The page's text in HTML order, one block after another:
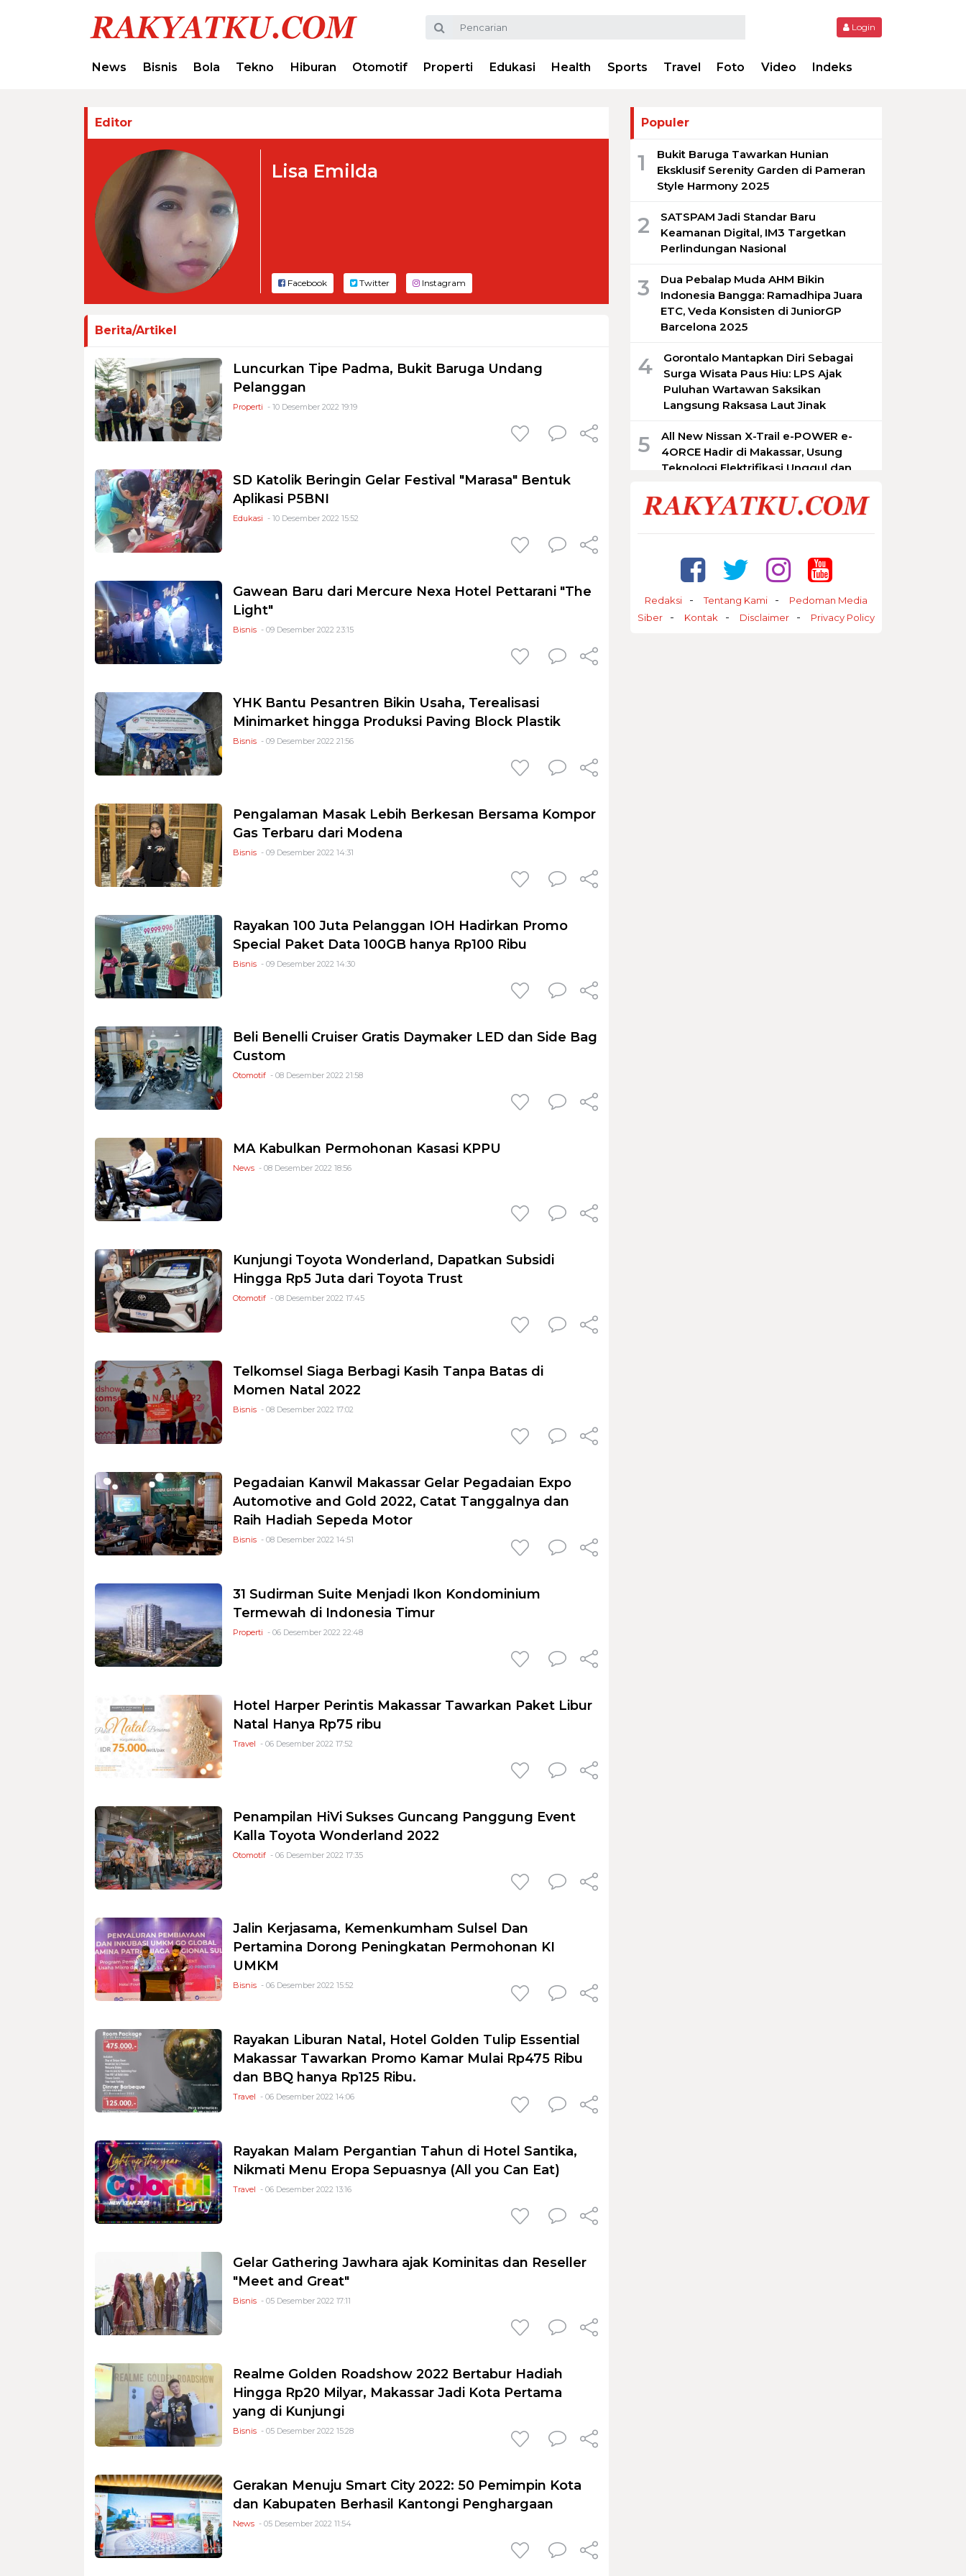
Login
News Bisnis Bola Tekno Hiburan Otomotif Properti Edukasi Health Sports Travel Foto Video Indeks
Editor
Lisa Emilda
Facebook Twitter Instagram
Berita/Artikel
Luncurkan Tipe Padma, Bukit Baruga Undang
Pelanggan
Properti - 10 Desember 2022 19:19
SD Katolik Beringin Gelar Festival "Marasa" Bentuk
Aplikasi P5BNI
Edukasi - 10 Desember 2022 15:52
Gawean Baru dari Mercure Nexa Hotel Pettarani "The
Light"
Bisnis - 09 Desember 2022 23:15
YHK Bantu Pesantren Bikin Usaha, Terealisasi
Minimarket hingga Produksi Paving Block Plastik
Bisnis - 09 Desember 2022 21:56
Pengalaman Masak Lebih Berkesan Bersama Kompor
Gas Terbaru dari Modena
Bisnis - 09 Desember 2022 14:31
Rayakan 100 Juta Pelanggan IOH Hadirkan Promo
Special Paket Data 100GB hanya Rp100 Ribu
Bisnis - 09 Desember 2022 14:30
Beli Benelli Cruiser Gratis Daymaker LED dan Side Bag
Custom
Otomotif - 08 Desember 2022 21:58
MA Kabulkan Permohonan Kasasi KPPU
News - 08 Desember 2022 18:56
Kunjungi Toyota Wonderland, Dapatkan Subsidi
Hingga Rp5 Juta dari Toyota Trust
Otomotif - 08 Desember 2022 17:45
Telkomsel Siaga Berbagi Kasih Tanpa Batas di
Momen Natal 2022
Bisnis - 08 Desember 2022 17:02
Pegadaian Kanwil Makassar Gelar Pegadaian Expo
Automotive and Gold 2022, Catat Tanggalnya dan
Raih Hadiah Sepeda Motor
Bisnis - 08 Desember 2022 14:51
31 Sudirman Suite Menjadi Ikon Kondominium
Termewah di Indonesia Timur
Properti - 06 Desember 2022 22:48
Hotel Harper Perintis Makassar Tawarkan Paket Libur
Natal Hanya Rp75 ribu
Travel - 06 Desember 2022 17:52
Penampilan HiVi Sukses Guncang Panggung Event
Kalla Toyota Wonderland 2022
Otomotif - 06 Desember 2022 17:35
Jalin Kerjasama, Kemenkumham Sulsel Dan
Pertamina Dorong Peningkatan Permohonan KI
UMKM
Bisnis - 06 Desember 2022 15:52
Rayakan Liburan Natal, Hotel Golden Tulip Essential
Makassar Tawarkan Promo Kamar Mulai Rp475 Ribu
dan BBQ hanya Rp125 Ribu.
Travel - 06 Desember 2022 14:06
Rayakan Malam Pergantian Tahun di Hotel Santika,
Nikmati Menu Eropa Sepuasnya (All you Can Eat)
Travel - 06 Desember 2022 13:16
Gelar Gathering Jawhara ajak Kominitas dan Reseller
"Meet and Great"
Bisnis - 05 Desember 2022 17:11
Realme Golden Roadshow 2022 Bertabur Hadiah
Hingga Rp20 Milyar, Makassar Jadi Kota Pertama
yang di Kunjungi
Bisnis - 05 Desember 2022 15:28
Gerakan Menuju Smart City 2022: 50 Pemimpin Kota
dan Kabupaten Berhasil Kantongi Penghargaan
News - 05 Desember 2022 11:54
Populer
1
Bukit Baruga Tawarkan Hunian
Eksklusif Serenity Garden di Pameran
Style Harmony 2025
2
SATSPAM Jadi Standar Baru
Keamanan Digital, IM3 Targetkan
Perlindungan Nasional
3
Dua Pebalap Muda AHM Bikin
Indonesia Bangga: Ramadhipa Juara
ETC, Veda Konsisten di JuniorGP
Barcelona 2025
4
Gorontalo Mantapkan Diri Sebagai
Surga Wisata Paus Hiu: LPS Ajak
Puluhan Wartawan Saksikan
Langsung Raksasa Laut Jinak
5
All New Nissan X-Trail e-POWER e-
4ORCE Hadir di Makassar, Usung
Teknologi Elektrifikasi Unggul dan
6
Tampil Retro dan Stylish, New Honda
Honda Modif Contest (HMC) 2025 Siap
Modifikator Tanah Air
Redaksi Tentang Kami
Pedoman Media
Siber
Kontak Disclaimer Privacy Policy